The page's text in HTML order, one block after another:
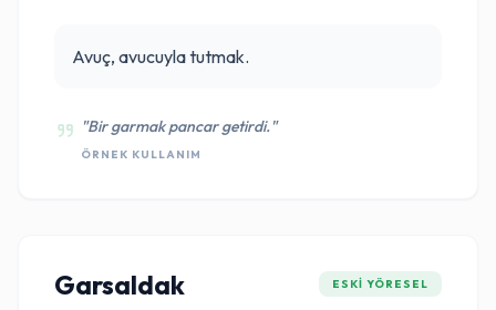
Avuç, avucuyla tutmak.
"Bir garmak pancar getirdi."
ÖRNEK KULLANIM
Garsaldak ESKI YÖRESEL